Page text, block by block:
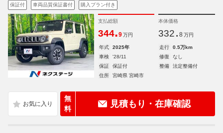
保証付 車両品質保証書付 購入プラン付き
支払総額
344.9 万円
本体価格
332. 8 万円
年式 2025年 走行
0.5万km
車検
'28/11 修復
なし
保証
保証付 整備
法定整備付
住所
宮崎県 宮崎市
無
料
見積もり・在庫確認